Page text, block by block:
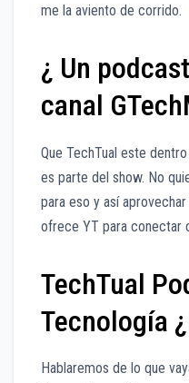
me la aviento de corrido.
¿ Un
canal
Que TechTual este
es parte del show. No
para eso y así
ofrece YT para conectar
TechTual
Tecnología
Hablaremos de lo que